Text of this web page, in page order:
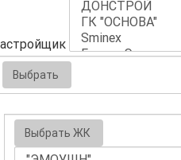
Выбрать
Выбрать ЖК